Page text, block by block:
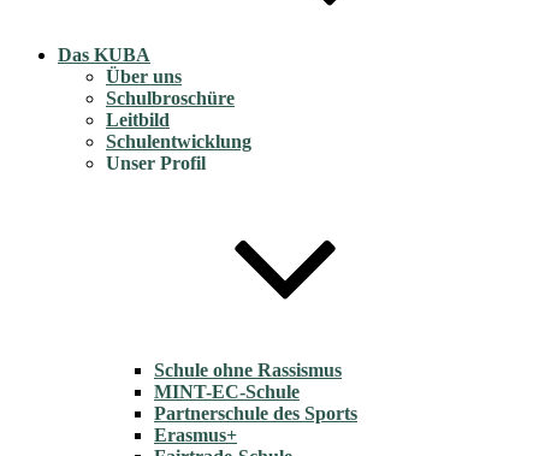
Das KUBA
Über uns
Schulbroschüre
Leitbild
Schulentwicklung
Unser Profil
Schule ohne Rassismus
MINT-EC-Schule
Partnerschule des Sports
Erasmus+